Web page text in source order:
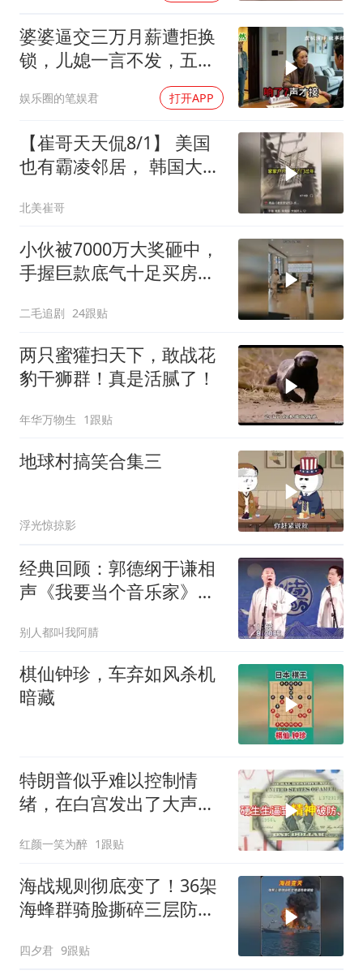
婆婆逼交三万月薪遭拒换
锁，儿媳一言不发，五天
娱乐圈的笔娱君 打开APP
【崔哥天天侃8/1】 美国
也有霸凌邻居， 韩国大爷
北美崔哥
小伙被7000万大奖砸中，
手握巨款底气十足买房不
二毛追剧 24跟贴
两只蜜獾扫天下，敢战花
豹干狮群！真是活腻了！
年华万物生 1跟贴
地球村搞笑合集三
浮光惊掠影
经典回顾：郭德纲于谦相
声《我要当个音乐家》幽
别人都叫我阿腈
棋仙钟珍，车弃如风杀机
暗藏
特朗普似乎难以控制情
绪，在白宫发出了大声咒
红颜一笑为醉 1跟贴
海战规则彻底变了！36架
海蜂群骑脸撕碎三层防空
四夕君 9跟贴